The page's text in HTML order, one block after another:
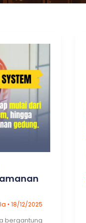
• 18/12/2025
bergantung